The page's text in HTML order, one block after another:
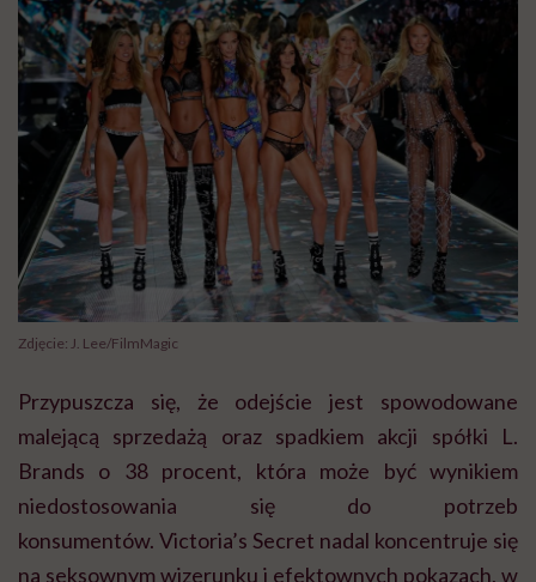
Zdjęcie: J. Lee/FilmMagic
Przypuszcza się, że odejście jest spowodowane
malejącą sprzedażą oraz spadkiem akcji spółki L.
Brands o 38 procent, która może być wynikiem
niedostosowania się do potrzeb
konsumentów. Victoria’s Secret nadal koncentruje się
na seksownym wizerunku i efektownych pokazach, w